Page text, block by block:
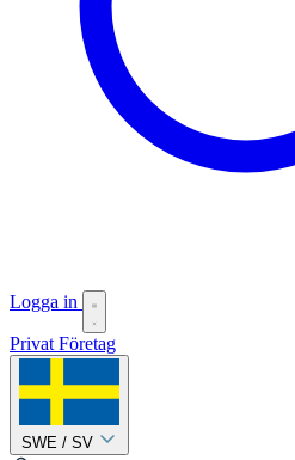
Logga in
Privat Företag
SWE / SV